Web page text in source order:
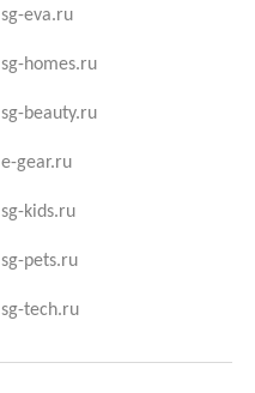
sg-eva.ru
sg-homes.ru
sg-beauty.ru
e-gear.ru
sg-kids.ru
sg-pets.ru
sg-tech.ru